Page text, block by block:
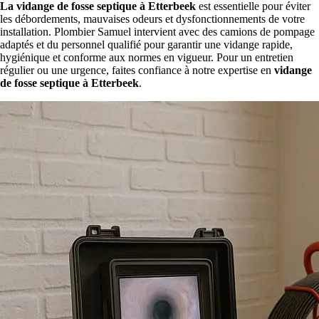
La vidange de fosse septique à Etterbeek est essentielle pour éviter
les débordements, mauvaises odeurs et dysfonctionnements de votre
installation. Plombier Samuel intervient avec des camions de pompage
adaptés et du personnel qualifié pour garantir une vidange rapide,
hygiénique et conforme aux normes en vigueur. Pour un entretien
régulier ou une urgence, faites confiance à notre expertise en vidange
de fosse septique à Etterbeek.